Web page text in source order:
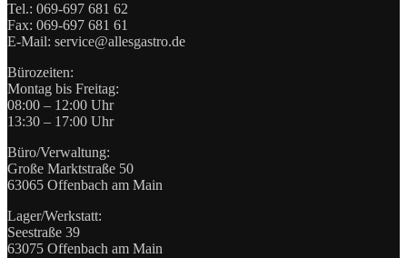
Tel.: 069-697 681 62
Fax: 069-697 681 61
E-Mail: service@allesgastro.de
Bürozeiten:
Montag bis Freitag:
08:00 – 12:00 Uhr
13:30 – 17:00 Uhr
Büro/Verwaltung:
Große Marktstraße 50
63065 Offenbach am Main
Lager/Werkstatt:
Seestraße 39
63075 Offenbach am Main